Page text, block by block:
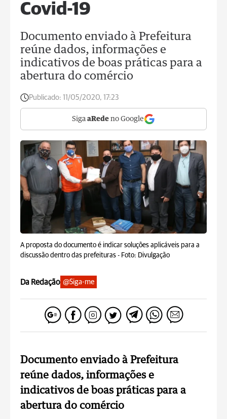
Covid-19
Documento enviado à Prefeitura
reúne dados, informações e
indicativos de boas práticas para a
abertura do comércio
Publicado: 11/05/2020, 17:23
Siga aRede no Google
A proposta do documento é indicar soluções aplicáveis para a
discussão dentro das prefeituras - Foto: Divulgação
Da Redação @Siga-me
Documento enviado à Prefeitura
reúne dados, informações e
indicativos de boas práticas para a
abertura do comércio